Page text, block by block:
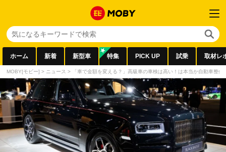
ホーム 新着 新型車 特集 PICK UP 試乗 取材レ
MOBY[モビー] > ニュース > 「車で金額を変える？」高級車の車検は高い！は本当か自動車整備